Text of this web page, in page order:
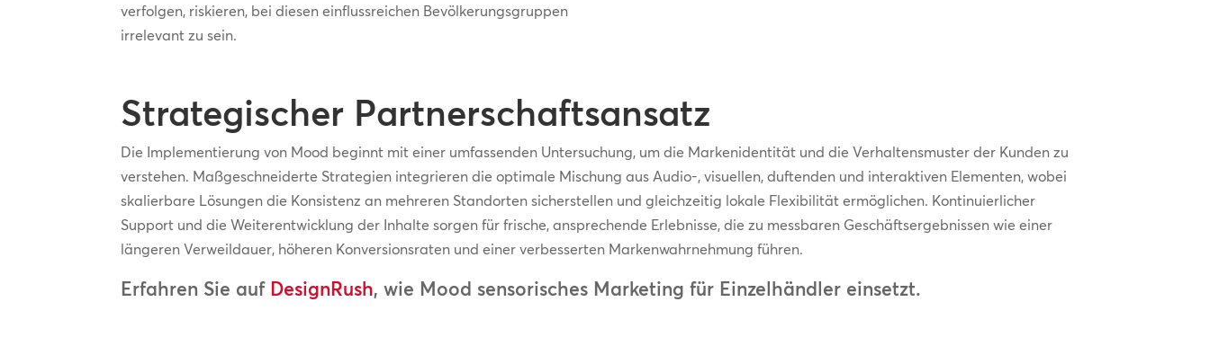
verfolgen, riskieren, bei diesen einflussreichen Bevölkerungsgruppen
irrelevant zu sein.
Strategischer Partnerschaftsansatz
Die Implementierung von Mood beginnt mit einer umfassenden Untersuchung, um die Markenidentität und die Verhaltensmuster der Kunden zu
verstehen. Maßgeschneiderte Strategien integrieren die optimale Mischung aus Audio-, visuellen, duftenden und interaktiven Elementen, wobei
skalierbare Lösungen die Konsistenz an mehreren Standorten sicherstellen und gleichzeitig lokale Flexibilität ermöglichen. Kontinuierlicher
Support und die Weiterentwicklung der Inhalte sorgen für frische, ansprechende Erlebnisse, die zu messbaren Geschäftsergebnissen wie einer
längeren Verweildauer, höheren Konversionsraten und einer verbesserten Markenwahrnehmung führen.
Erfahren Sie auf DesignRush, wie Mood sensorisches Marketing für Einzelhändler einsetzt.